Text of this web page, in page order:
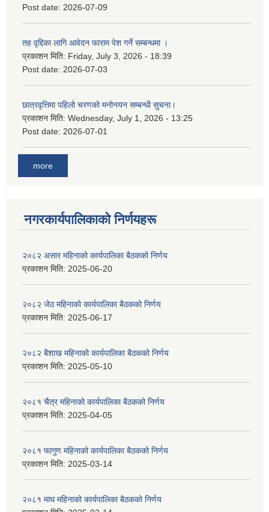
Post date: 2026-07-09
तह वृद्दिका लागि आवेदन फाराम पेश गर्ने सम्बन्धमा ।
प्रकाशन मिति: Friday, July 3, 2026 - 18:39
Post date: 2026-07-03
छात्रवृत्तिमा पहिलो चरणको मनोनयन सम्बन्धी सुचना।
प्रकाशन मिति: Wednesday, July 1, 2026 - 13:25
Post date: 2026-07-01
more
नगरकार्यपालिकाकाे निर्णयहरू
२०८२ असार महिनाको कार्यपालिका बैठकको निर्णय
प्रकाशन मिति: 2025-06-20
२०८२ जेठ महिनाको कार्यपालिका बैठकको निर्णय
प्रकाशन मिति: 2025-06-17
२०८२ बैशाख महिनाको कार्यपालिका बैठकको निर्णय
प्रकाशन मिति: 2025-05-10
२०८१ चैत्र महिनाको कार्यपालिका बैठकको निर्णय
प्रकाशन मिति: 2025-04-05
२०८१ फागुण महिनाको कार्यपालिका बैठकको निर्णय
प्रकाशन मिति: 2025-03-14
२०८१ माघ महिनाको कार्यपालिका बैठकको निर्णय